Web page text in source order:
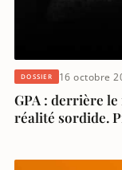
DOSSIER 16 octobre
GPA : derrière
réalité sordide.